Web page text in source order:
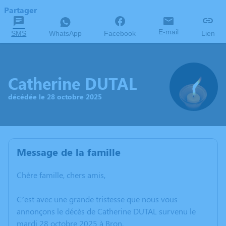
Partager
SMS WhatsApp Facebook E-mail Lien
Catherine DUTAL
décédée le 28 octobre 2025
Message de la famille
Chère famille, chers amis,
C’est avec une grande tristesse que nous vous
annonçons le décès de Catherine DUTAL survenu le
mardi 28 octobre 2025 à Bron.